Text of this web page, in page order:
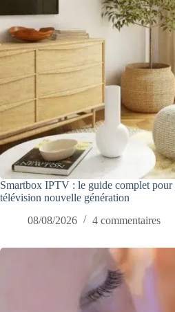
Smartbox IPTV : le guide complet pour
télévision nouvelle génération
08/08/2026
4 commentaires